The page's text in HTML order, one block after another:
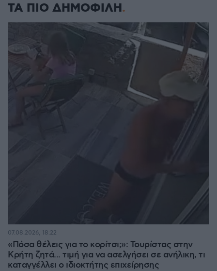
ΤΑ ΠΙΟ ΔΗΜΟΦΙΛΗ
«Πόσα θέλεις για το κορίτσι;»: Τουρίστας στην
Κρήτη ζητά... τιμή για να ασελγήσει σε ανήλικη, τι
καταγγέλλει ο ιδιοκτήτης επιχείρησης
07.08.2026, 18:22